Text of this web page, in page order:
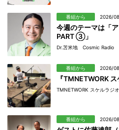
番組から 2026/
今週のテーマは「
PART ③」
Dr.苫米地 Cosmic Radio
番組から 2026/
『TMNETWORK
TMNETWORK スケルラジオ
番組から 2026/